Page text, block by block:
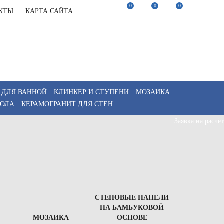
КАРТА САЙТА
0 0 0
ВАННОЙ КЛИНКЕР И СТУПЕНИ
МОЗАИКА
КЕРАМОГРАНИТ ДЛЯ СТЕН
МОЗАИКА
СТЕНОВЫЕ ПАНЕЛИ
НА БАМБУКОВОЙ
ОСНОВЕ
Заявка на расчёт